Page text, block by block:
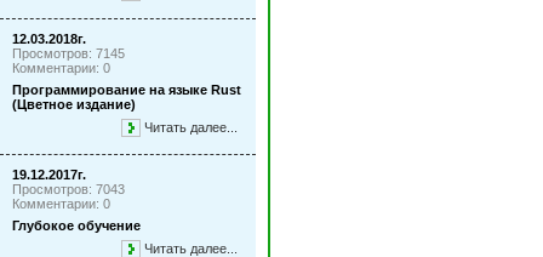
12.03.2018г.
Просмотров: 7145
Комментарии: 0
Программирование на языке Rust
(Цветное издание)
Читать далее...
19.12.2017г.
Просмотров: 7043
Комментарии: 0
Глубокое обучение
Читать далее...